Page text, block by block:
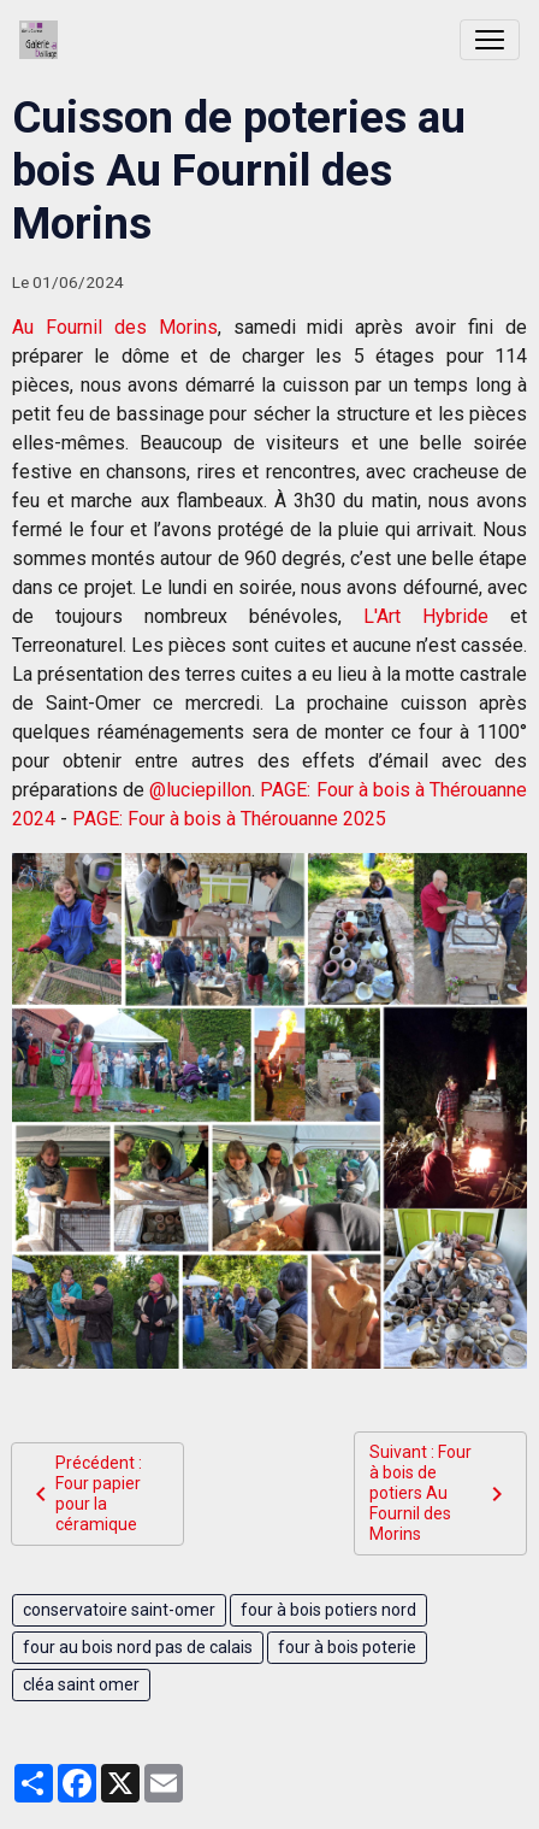
Cuisson de poteries au
bois Au Fournil des
Morins
Le 01/06/2024
Au Fournil des Morins, samedi midi après avoir fini de
préparer le dôme et de charger les 5 étages pour 114
pièces, nous avons démarré la cuisson par un temps long à
petit feu de bassinage pour sécher la structure et les pièces
elles-mêmes. Beaucoup de visiteurs et une belle soirée
festive en chansons, rires et rencontres, avec cracheuse de
feu et marche aux flambeaux. À 3h30 du matin, nous avons
fermé le four et l’avons protégé de la pluie qui arrivait. Nous
sommes montés autour de 960 degrés, c’est une belle étape
dans ce projet. Le lundi en soirée, nous avons défourné, avec
de toujours nombreux bénévoles, L'Art Hybride et
Terreonaturel. Les pièces sont cuites et aucune n’est cassée.
La présentation des terres cuites a eu lieu à la motte castrale
de Saint-Omer ce mercredi. La prochaine cuisson après
quelques réaménagements sera de monter ce four à 1100°
pour obtenir entre autres des effets d’émail avec des
préparations de@luciepillon. PAGE: Four à bois à Thérouanne
2024 - PAGE: Four à bois à Thérouanne 2025
Précédent :
Four papier
pour la
céramique
Suivant : Four
à bois de
potiers Au
Fournil des
Morins
conservatoire saint-omer
four à bois potiers nord
four au bois nord pas de calais
four à bois poterie
cléa saint omer
PartagerFacebook
X